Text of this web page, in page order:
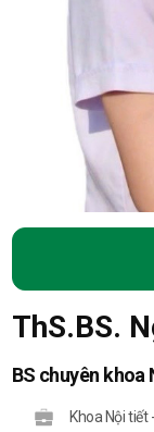
ThS.BS.
BS chuyên
Khoa Nội